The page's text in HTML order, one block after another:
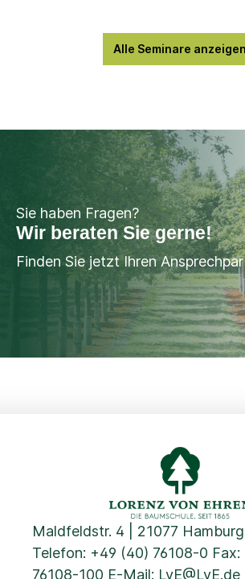
Alle Seminare anzeigen
Sie haben Fragen?
Wir beraten Sie gerne!
Finden Sie jetzt Ihren
Maldfeldstr. 4 | 21077 Hamburg
Telefon: +49 (40) 76108-0
76108-100 E-Mail: LvE@LvE.de